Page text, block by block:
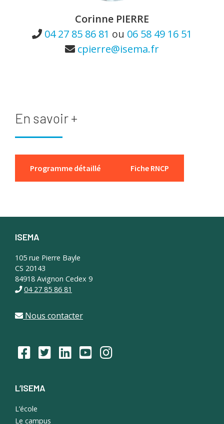
Corinne PIERRE
04 27 85 86 81 ou 06 58 49 16 51
cpierre@isema.fr
En savoir +
Programme détaillé Fiche RNCP
Footer
ISEMA
105 rue Pierre Bayle
CS 20143
84918 Avignon Cedex 9
04 27 85 86 81
Nous contacter
L’ISEMA
L’école
Le campus